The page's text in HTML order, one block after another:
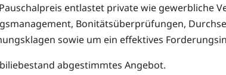
entlastet private wie gewerbliche
Bonitätsüberprüfungen,
sowie um ein effektives
abgestimmtes Angebot.